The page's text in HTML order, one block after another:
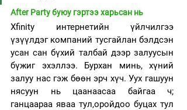
Аfter Party буюу гэртээ харьсан нь
Xfinity интернетийн үйлчилгээ
үзүүлдэг компаний тусгайлан бэлдсэн
усан сан бүхий талбай дээр залуусын
бүжиг эхэллээ. Бурхан минь, хүний
залуу нас гэж бөөн эрч хүч. Уух гашуун
нясуун нь цаанаасаа байгаа ч;
ганцаараа яваа тул,оройдоо буцах тул